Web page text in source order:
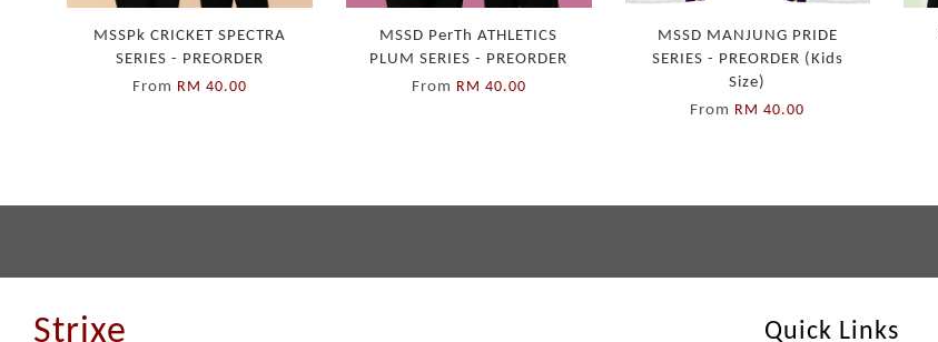
MSSPk CRICKET SPECTRA
SERIES - PREORDER
From
RM 40.00
MSSD PerTh ATHLETICS
PLUM SERIES - PREORDER
From
RM 40.00
MSSD MANJUNG PRIDE
SERIES - PREORDER (Kids
Size)
From
RM 40.00
Strixe Quick Links